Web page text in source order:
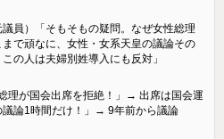
議員）「そもそもの疑問。なぜ女性総理
で頑なに、女性・女系天皇の議論その
の人は夫婦別姓導入にも反対」
総理が国会出席を拒絶！」→ 出席は国会運
議論1時間だけ！」→ 9年前から議論